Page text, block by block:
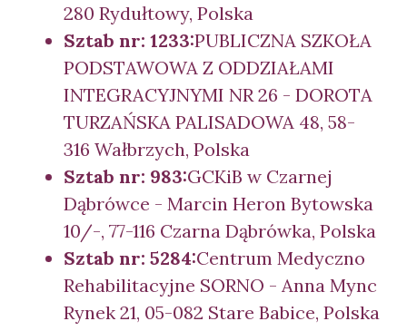
280 Rydułtowy, Polska
Sztab nr: 1233:PUBLICZNA SZKOŁA
PODSTAWOWA Z ODDZIAŁAMI
INTEGRACYJNYMI NR 26 - DOROTA
TURZAŃSKA PALISADOWA 48, 58-
316 Wałbrzych, Polska
Sztab nr: 983:GCKiB w Czarnej
Dąbrówce - Marcin Heron Bytowska
10/-, 77-116 Czarna Dąbrówka, Polska
Sztab nr: 5284:Centrum Medyczno
Rehabilitacyjne SORNO - Anna Mync
Rynek 21, 05-082 Stare Babice, Polska